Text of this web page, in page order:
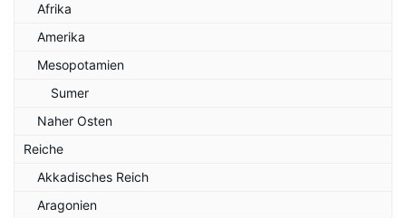
Afrika
Amerika
Mesopotamien
Sumer
Naher Osten
Reiche
Akkadisches Reich
Aragonien